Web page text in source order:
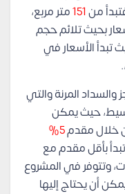
من151متر مربع،
بحيث تلائم حجم
تبدأ الأسعار في
المرنة والتي
حيث يمكن
خلال مقدم
بأقل مقدم مع
وتتوفر في المشروع
أن يحتاج إليها